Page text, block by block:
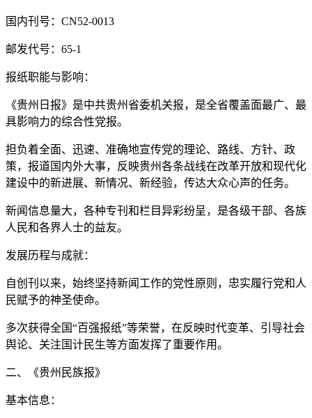
国内刊号：CN52-0013
邮发代号：65-1
报纸职能与影响：
《贵州日报》是中共贵州省委机关报，是全省覆盖面最广、最
具影响力的综合性党报。
担负着全面、迅速、准确地宣传党的理论、路线、方针、政
策，报道国内外大事，反映贵州各条战线在改革开放和现代化
建设中的新进展、新情况、新经验，传达大众心声的任务。
新闻信息量大，各种专刊和栏目异彩纷呈，是各级干部、各族
人民和各界人士的益友。
发展历程与成就：
自创刊以来，始终坚持新闻工作的党性原则，忠实履行党和人
民赋予的神圣使命。
多次获得全国“百强报纸”等荣誉，在反映时代变革、引导社会
舆论、关注国计民生等方面发挥了重要作用。
二、《贵州民族报》
基本信息：